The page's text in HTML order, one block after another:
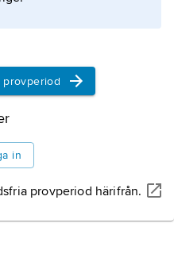
provperiod
in
provperiod härifrån.